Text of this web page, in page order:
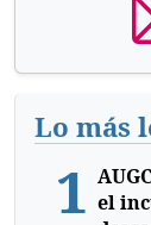
Lo más
1 el